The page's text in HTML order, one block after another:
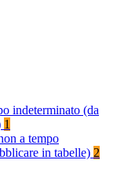
indeterminato (da
1
a tempo
in tabelle) 2